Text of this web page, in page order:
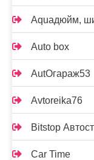
Aquaдюйм,
Auto box
AutOгараж53
Avtoreika76
Bitstop
Car Time